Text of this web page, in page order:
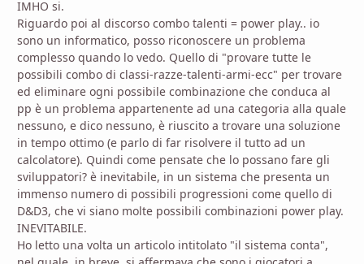
IMHO si.
Riguardo poi al discorso combo talenti = power play.. io
sono un informatico, posso riconoscere un problema
complesso quando lo vedo. Quello di "provare tutte le
possibili combo di classi-razze-talenti-armi-ecc" per trovare
ed eliminare ogni possibile combinazione che conduca al
pp è un problema appartenente ad una categoria alla quale
nessuno, e dico nessuno, è riuscito a trovare una soluzione
in tempo ottimo (e parlo di far risolvere il tutto ad un
calcolatore). Quindi come pensate che lo possano fare gli
sviluppatori? è inevitabile, in un sistema che presenta un
immenso numero di possibili progressioni come quello di
D&D3, che vi siano molte possibili combinazioni power play.
INEVITABILE.
Ho letto una volta un articolo intitolato "il sistema conta",